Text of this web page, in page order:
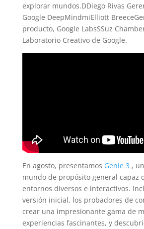
explorar mundos.DDiego Rivas
Google DeepMindmiElliott
producto, Google LabsSSuz
Laboratorio Creativo de Google.
En agosto, presentamos Genie 3 ,
mundo de propósito general capaz
entornos diversos e interactivos.
versión inicial, los probadores de
crear una impresionante gama de
experiencias fascinantes, y